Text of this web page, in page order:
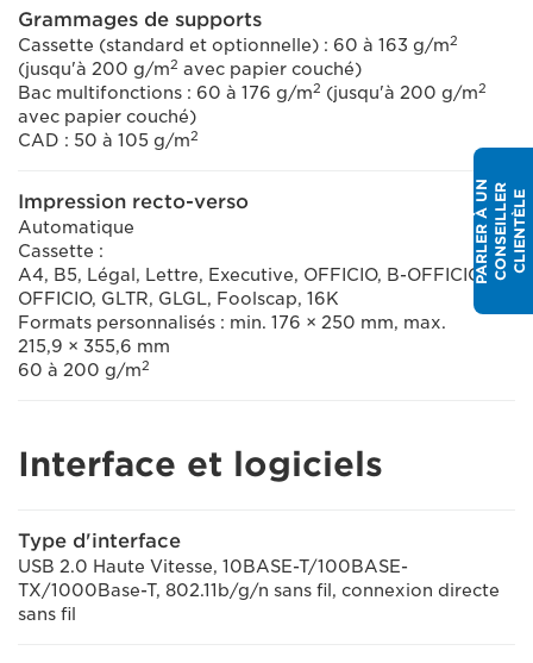
Grammages de supports
Cassette (standard et optionnelle) : 60 à 163 g/m2
(jusqu'à 200 g/m2 avec papier couché)
Bac multifonctions : 60 à 176 g/m2 (jusqu'à 200 g/m2
avec papier couché)
CAD : 50 à 105 g/m2
Impression recto-verso
Automatique
Cassette :
A4, B5, Légal, Lettre, Executive, OFFICIO, B-OFFICIO, M-
OFFICIO, GLTR, GLGL, Foolscap, 16K
Formats personnalisés : min. 176 × 250 mm, max.
215,9 × 355,6 mm
60 à 200 g/m2
Interface et logiciels
Type d'interface
USB 2.0 Haute Vitesse, 10BASE-T/100BASE-
TX/1000Base-T, 802.11b/g/n sans fil, connexion directe
sans fil
P
A
R
L
E
R
À U
N
C
O
N
S
E
I
L
L
ER
C
L
I
E
N
T
È
L E